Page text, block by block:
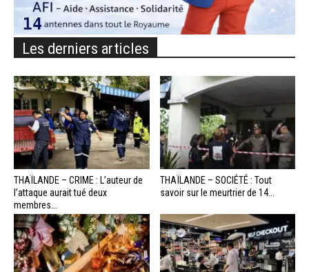
Les derniers articles
THAÏLANDE – CRIME : L’auteur de
l’attaque aurait tué deux
membres...
THAÏLANDE – SOCIÉTÉ : Tout
savoir sur le meurtrier de 14...